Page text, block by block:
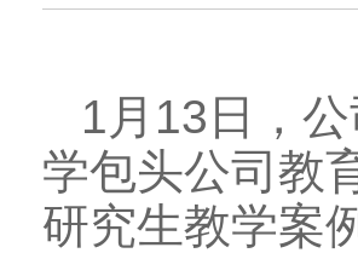
1月13日，
学包头公司教
研究生教学案